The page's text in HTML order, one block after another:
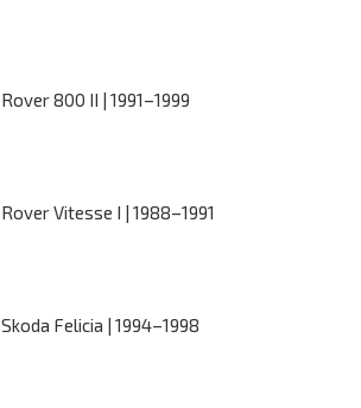
Rover 800 II | 1991–1999
Rover Vitesse I | 1988–1991
Skoda Felicia | 1994–1998